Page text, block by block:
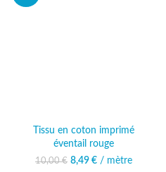
Tissu en coton imprimé
éventail rouge
10,00€ Le prix initial était :
8,49 € Le prix actuel
/ mètre